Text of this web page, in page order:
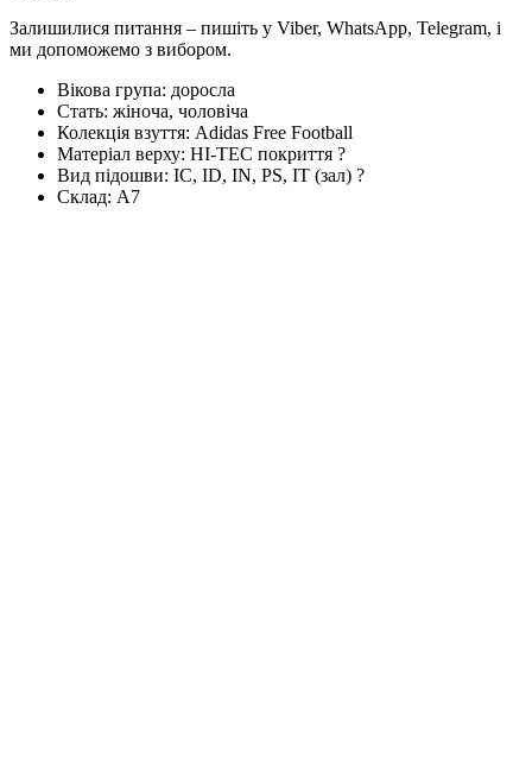
Залишилися питання – пишіть у Viber, WhatsApp, Telegram, і
ми допоможемо з вибором.
Вікова група: доросла
Стать: жіноча, чоловіча
Колекція взуття: Adidas Free Football
Матеріал верху: HI-TEC покриття ?
Вид підошви: IC, ID, IN, PS, IT (зал) ?
Склад: А7